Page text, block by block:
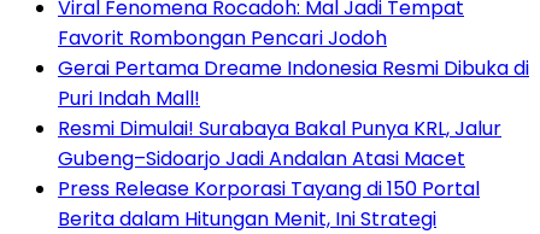
Viral Fenomena Rocadoh: Mal Jadi Tempat
Favorit Rombongan Pencari Jodoh
Gerai Pertama Dreame Indonesia Resmi Dibuka di
Puri Indah Mall!
Resmi Dimulai! Surabaya Bakal Punya KRL, Jalur
Gubeng–Sidoarjo Jadi Andalan Atasi Macet
Press Release Korporasi Tayang di 150 Portal
Berita dalam Hitungan Menit, Ini Strategi